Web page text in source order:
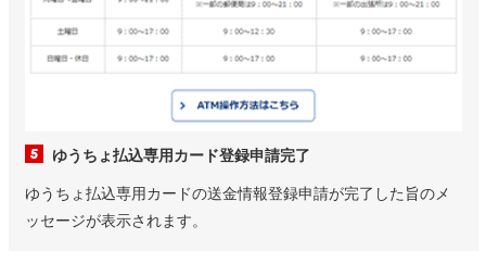
ゆうちょ払込専用カード登録申請完了
ゆうちょ払込専用カードの送金情報登録申請が完了した旨のメ
ッセージが表示されます。